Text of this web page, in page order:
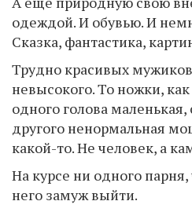
одеждой. И обувью. И
Сказка, фантастика,
Трудно красивых
невысокого. То ножки,
одного голова маленькая,
другого ненормальная
какой-то. Не человек, а
На курсе ни одного
него замуж выйти.